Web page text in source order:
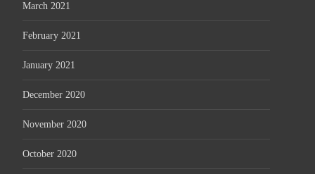
March 2021
February 2021
January 2021
December 2020
November 2020
October 2020